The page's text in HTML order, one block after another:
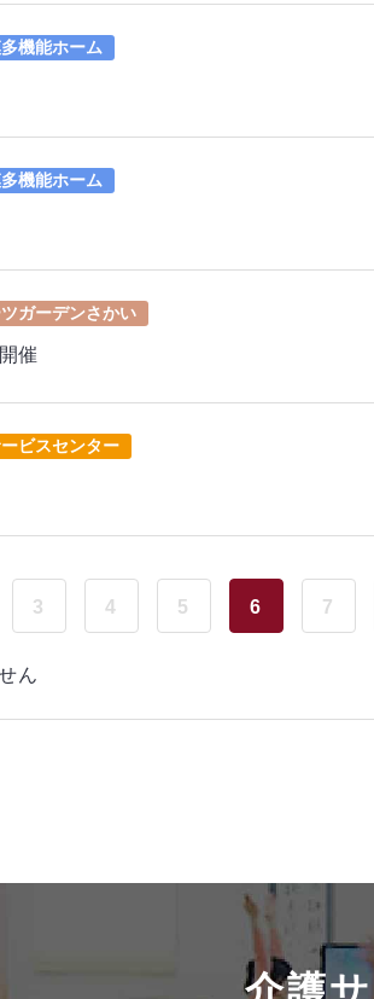
機能ホーム
機能ホーム
ガーデンさかい
催
ビスセンター
3 4 5 6 7
ん